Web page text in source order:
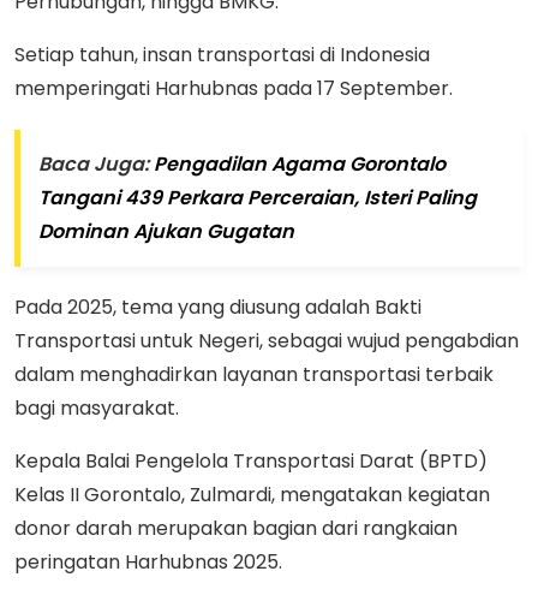
Setiap tahun, insan transportasi di Indonesia
memperingati Harhubnas pada 17 September.
Baca Juga:Pengadilan Agama Gorontalo
Tangani 439 Perkara Perceraian, Isteri Paling
Dominan Ajukan Gugatan
Pada 2025, tema yang diusung adalah Bakti
Transportasi untuk Negeri, sebagai wujud pengabdian
dalam menghadirkan layanan transportasi terbaik
bagi masyarakat.
Kepala Balai Pengelola Transportasi Darat (BPTD)
Kelas II Gorontalo, Zulmardi, mengatakan kegiatan
donor darah merupakan bagian dari rangkaian
peringatan Harhubnas 2025.